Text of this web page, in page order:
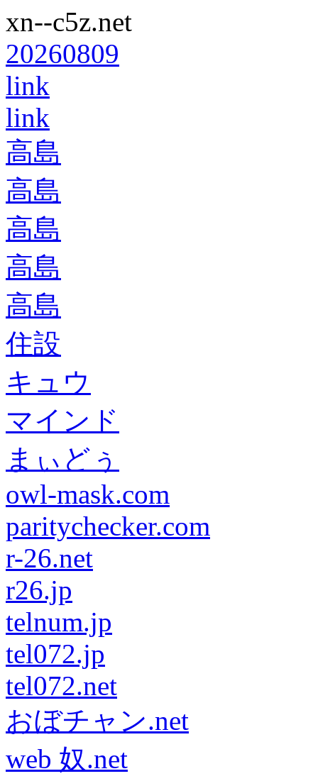
xn--c5z.net
20260809
link
link
高島
高島
高島
高島
高島
住設
キュウ
マインド
まぃどぅ
owl-mask.com
paritychecker.com
r-26.net
r26.jp
telnum.jp
tel072.jp
tel072.net
おぼチャン.net
web 奴.net